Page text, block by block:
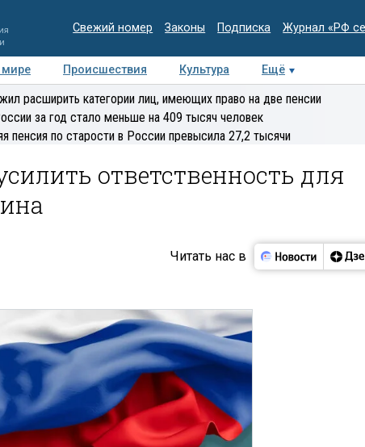
Свежий номер Законы Подписка Журнал «РФ
мире Происшествия Культура
Ещё
Медиацентр Интервью Колумнисты
расширить категории лиц, имеющих право на две пенсии
за год стало меньше на 409 тысяч человек
пенсия по старости в России превысила 27,2 тысячи
ответственность для
Читать нас в